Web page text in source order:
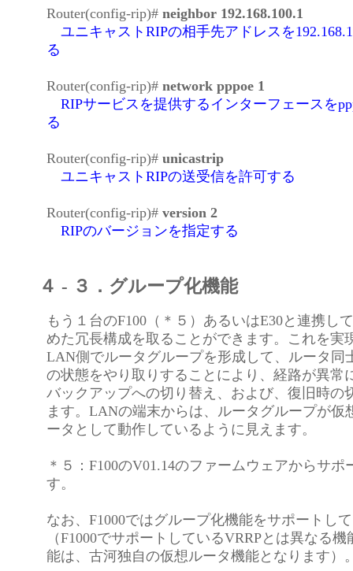
Router(config-rip)# neighbor 192.168.100.1
ユニキャストRIPの相手先アドレスを
る
Router(config-rip)# network pppoe 1
RIPサービスを提供するインターフェースを
る
Router(config-rip)# unicastrip
ユニキャストRIPの送受信を許可する
Router(config-rip)# version 2
RIPのバージョンを指定する
４ - ３．グループ化機能
もう１台のF100（＊５）あるいはE30と連携し
めた冗長構成を取ることができます。これを実
LAN側でルータグループを形成して、ルータ同
の状態をやり取りすることにより、経路が異常
バックアップへの切り替え、および、復旧時の
ます。LANの端末からは、ルータグループが仮
ータとして動作しているように見えます。
＊５：F100のV01.14のファームウェアからサポ
す。
なお、F1000ではグループ化機能をサポートし
（F1000でサポートしているVRRPとは異なる
能は、古河独自の仮想ルータ機能となります）